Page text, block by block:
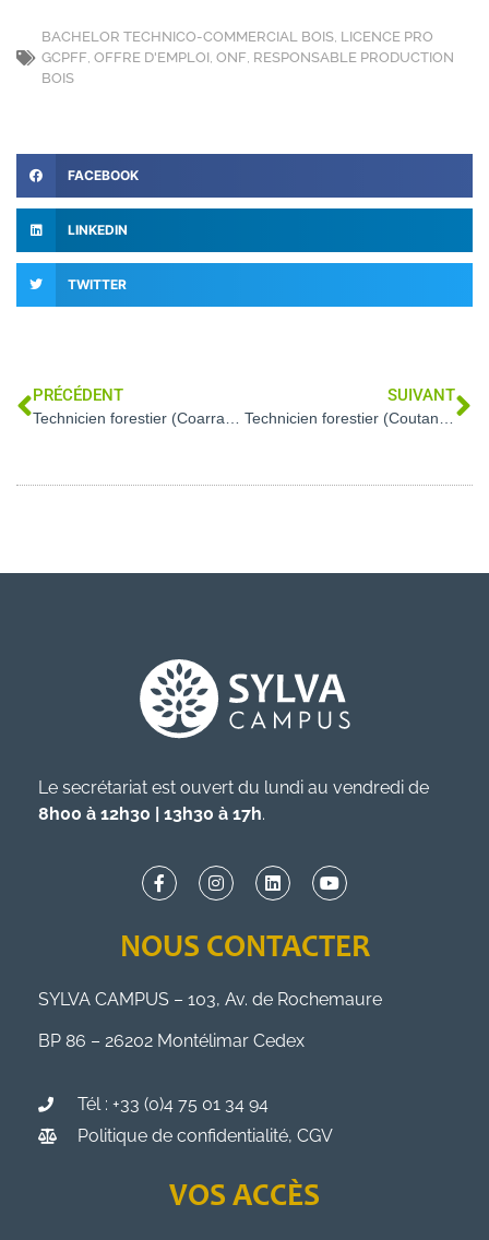
BACHELOR TECHNICO-COMMERCIAL BOIS, LICENCE PRO
GCPFF, OFFRE D'EMPLOI, ONF, RESPONSABLE PRODUCTION
BOIS
FACEBOOK
LINKEDIN
TWITTER
PRÉCÉDENT
Technicien forestier (Coarraze – 64)
SUIVANT
Technicien forestier (Coutansouze – 03)
Le secrétariat est ouvert du lundi au vendredi de
8h00 à 12h30 | 13h30 à 17h.
NOUS CONTACTER
SYLVA CAMPUS – 103, Av. de Rochemaure
BP 86 – 26202 Montélimar Cedex
Tél : +33 (0)4 75 01 34 94
Politique de confidentialité, CGV
VOS ACCÈS